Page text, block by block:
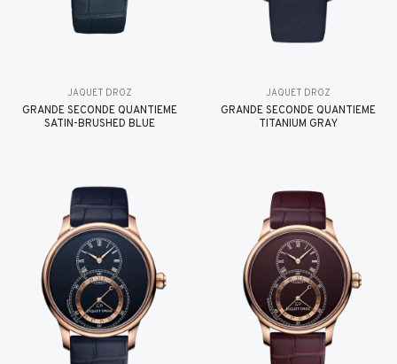
JAQUET DROZ
GRANDE SECONDE QUANTIÈME
SATIN-BRUSHED BLUE
JAQUET DROZ
GRANDE SECONDE QUANTIÈME
TITANIUM GRAY